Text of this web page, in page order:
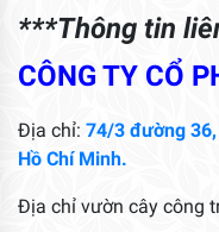
***Thông tin
CÔNG TY CỔ
Địa chỉ: 74/3 đường
Hồ Chí Minh.
Địa chỉ vườn cây công